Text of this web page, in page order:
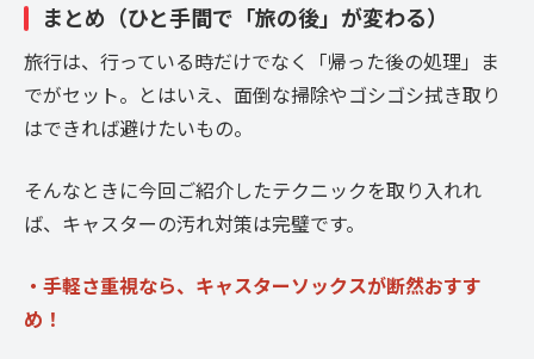
まとめ（ひと手間で「旅の後」が変わる）
旅行は、行っている時だけでなく「帰った後の処理」ま
でがセット。とはいえ、面倒な掃除やゴシゴシ拭き取り
はできれば避けたいもの。
そんなときに今回ご紹介したテクニックを取り入れれ
ば、キャスターの汚れ対策は完璧です。
・手軽さ重視なら、キャスターソックスが断然おすす
め！